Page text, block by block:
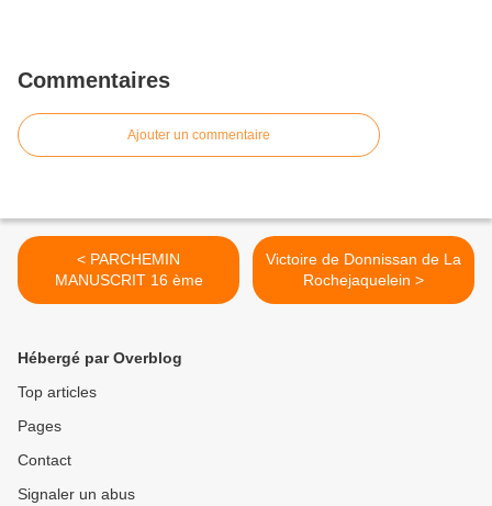
Commentaires
Ajouter un commentaire
< PARCHEMIN
MANUSCRIT 16 ème
Victoire de Donnissan de La
Rochejaquelein >
Hébergé par Overblog
Top articles
Pages
Contact
Signaler un abus